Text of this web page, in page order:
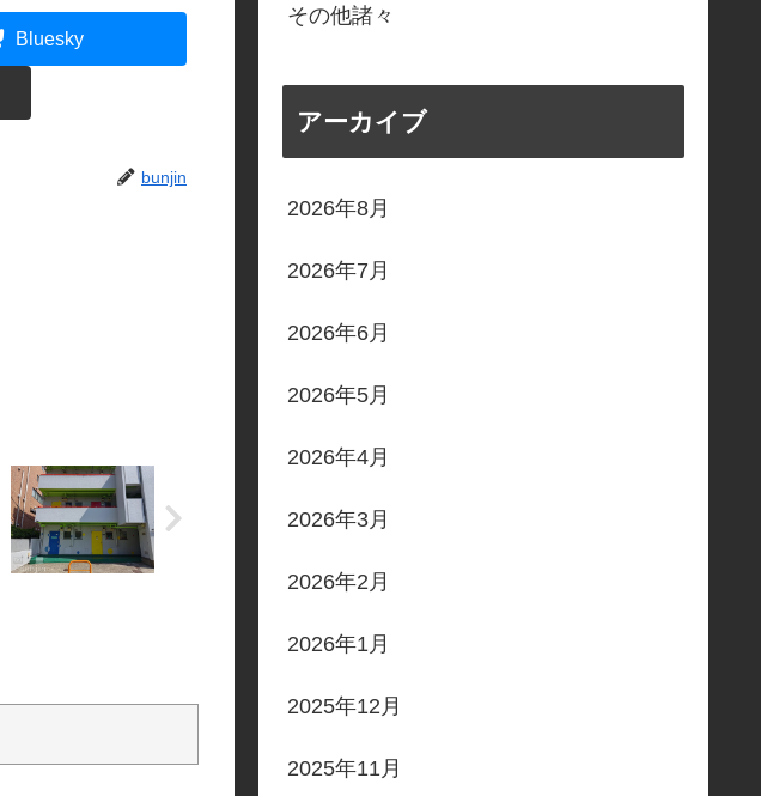
Bluesky
bunjin
その他諸々
アーカイブ
2026年8月
2026年7月
2026年6月
2026年5月
2026年4月
2026年3月
2026年2月
2026年1月
2025年12月
2025年11月